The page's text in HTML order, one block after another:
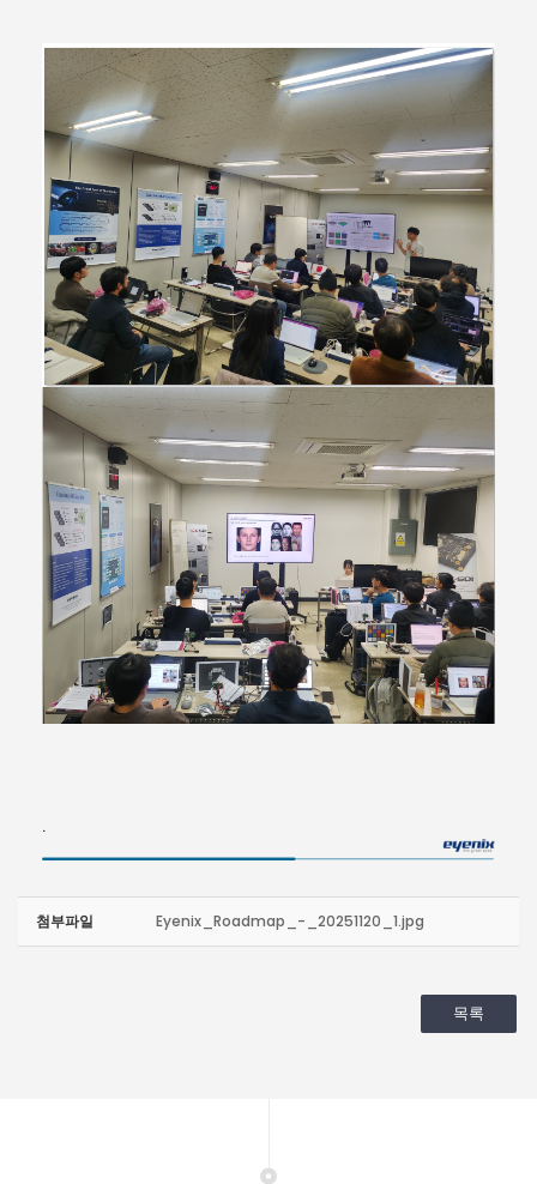
.
첨부파일 Eyenix_Roadmap_-_20251120_1.jpg
목록